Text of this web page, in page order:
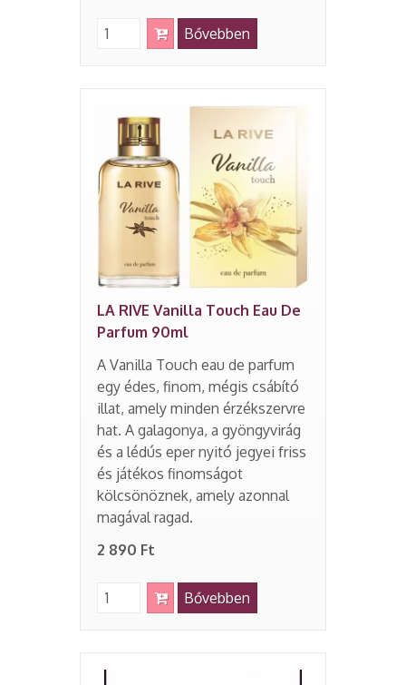
Bővebben
LA RIVE Vanilla Touch Eau De
Parfum 90ml
A Vanilla Touch eau de parfum
egy édes, finom, mégis csábító
illat, amely minden érzékszervre
hat. A galagonya, a gyöngyvirág
és a lédús eper nyitó jegyei friss
és játékos finomságot
kölcsönöznek, amely azonnal
magával ragad.
2 890 Ft
Bővebben